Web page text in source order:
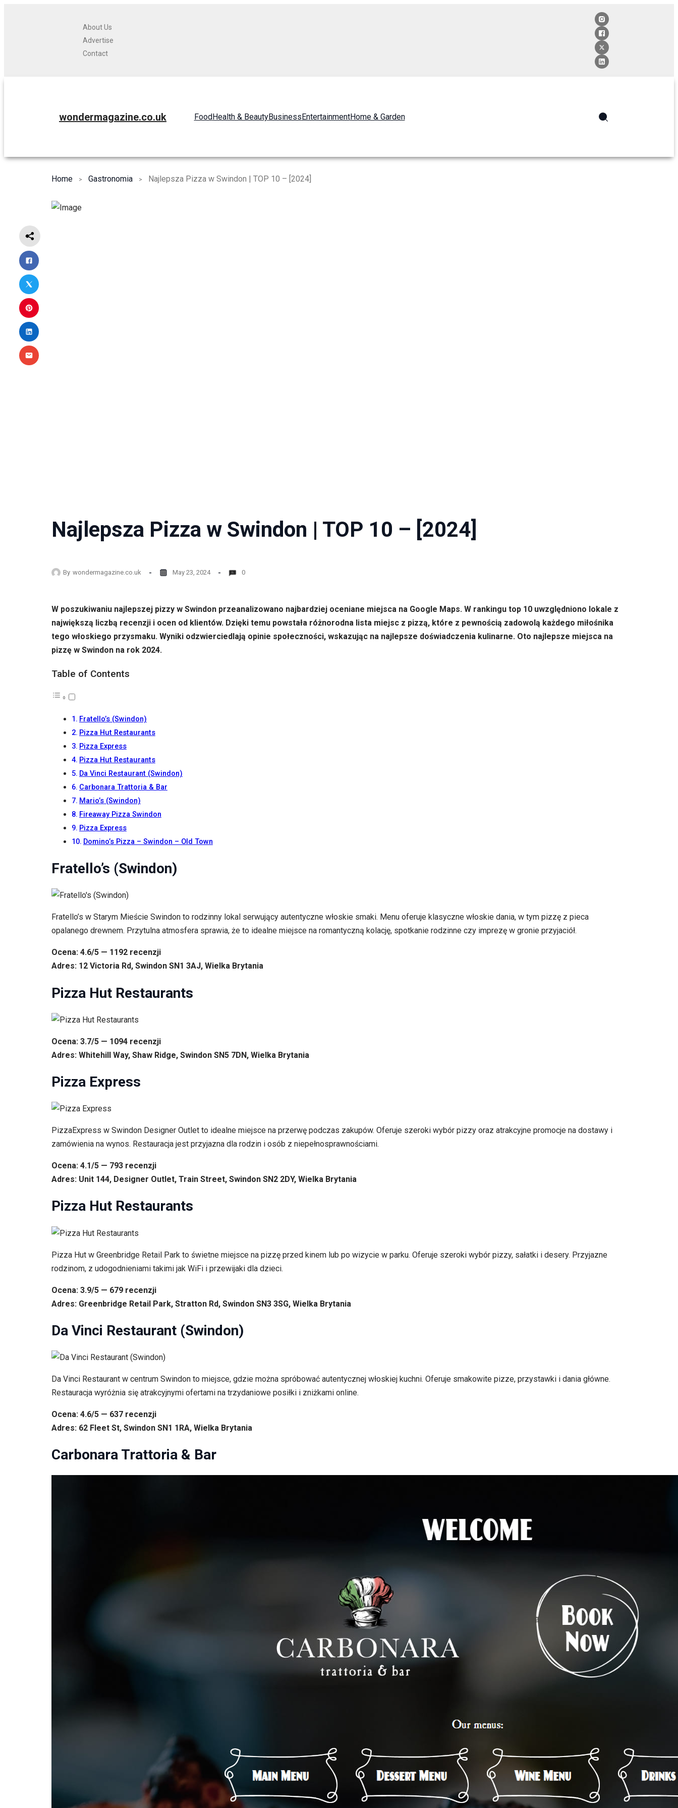
About Us
Advertise
Contact
wondermagazine.co.uk FoodHealth & BeautyBusinessEntertainmentHome & Garden
Home Gastronomia Najlepsza Pizza w Swindon | TOP 10 – [2024]
Najlepsza Pizza w Swindon | TOP 10 – [2024]
By wondermagazine.co.uk May 23, 2024 0
W poszukiwaniu najlepszej pizzy w Swindon przeanalizowano najbardziej oceniane miejsca na Google Maps. W rankingu top 10 uwzględniono lokale z
największą liczbą recenzji i ocen od klientów. Dzięki temu powstała różnorodna lista miejsc z pizzą, które z pewnością zadowolą każdego miłośnika
tego włoskiego przysmaku. Wyniki odzwierciedlają opinie społeczności, wskazując na najlepsze doświadczenia kulinarne. Oto najlepsze miejsca na
pizzę w Swindon na rok 2024.
Table of Contents
Fratello’s (Swindon)
Pizza Hut Restaurants
Pizza Express
Pizza Hut Restaurants
Da Vinci Restaurant (Swindon)
Carbonara Trattoria & Bar
Mario’s (Swindon)
Fireaway Pizza Swindon
Pizza Express
Domino’s Pizza – Swindon – Old Town
Fratello’s (Swindon)
Fratello’s w Starym Mieście Swindon to rodzinny lokal serwujący autentyczne włoskie smaki. Menu oferuje klasyczne włoskie dania, w tym pizzę z pieca
opalanego drewnem. Przytulna atmosfera sprawia, że to idealne miejsce na romantyczną kolację, spotkanie rodzinne czy imprezę w gronie przyjaciół.
Ocena: 4.6/5 — 1192 recenzji
Adres: 12 Victoria Rd, Swindon SN1 3AJ, Wielka Brytania
Pizza Hut Restaurants
Ocena: 3.7/5 — 1094 recenzji
Adres: Whitehill Way, Shaw Ridge, Swindon SN5 7DN, Wielka Brytania
Pizza Express
PizzaExpress w Swindon Designer Outlet to idealne miejsce na przerwę podczas zakupów. Oferuje szeroki wybór pizzy oraz atrakcyjne promocje na dostawy i
zamówienia na wynos. Restauracja jest przyjazna dla rodzin i osób z niepełnosprawnościami.
Ocena: 4.1/5 — 793 recenzji
Adres: Unit 144, Designer Outlet, Train Street, Swindon SN2 2DY, Wielka Brytania
Pizza Hut Restaurants
Pizza Hut w Greenbridge Retail Park to świetne miejsce na pizzę przed kinem lub po wizycie w parku. Oferuje szeroki wybór pizzy, sałatki i desery. Przyjazne
rodzinom, z udogodnieniami takimi jak WiFi i przewijaki dla dzieci.
Ocena: 3.9/5 — 679 recenzji
Adres: Greenbridge Retail Park, Stratton Rd, Swindon SN3 3SG, Wielka Brytania
Da Vinci Restaurant (Swindon)
Da Vinci Restaurant w centrum Swindon to miejsce, gdzie można spróbować autentycznej włoskiej kuchni. Oferuje smakowite pizze, przystawki i dania główne.
Restauracja wyróżnia się atrakcyjnymi ofertami na trzydaniowe posiłki i zniżkami online.
Ocena: 4.6/5 — 637 recenzji
Adres: 62 Fleet St, Swindon SN1 1RA, Wielka Brytania
Carbonara Trattoria & Bar